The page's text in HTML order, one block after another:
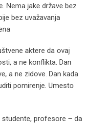
Nema jake države bez
bez uvažavanja
aktere da ovaj
a ne konflikta. Dan
a ne zidove. Dan kada
pomirenje. Umesto
profesore – da